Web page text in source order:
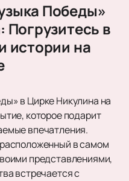
Победы»
Погрузитесь в
истории на
в Цирке Никулина на
которое подарит
впечатления.
в самом
представлениями,
встречается с